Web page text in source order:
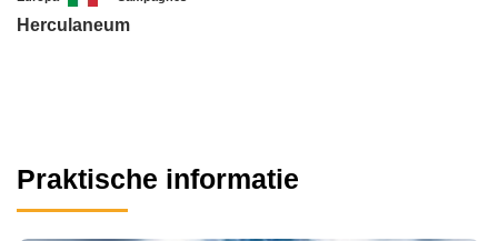
Herculaneum
Praktische informatie